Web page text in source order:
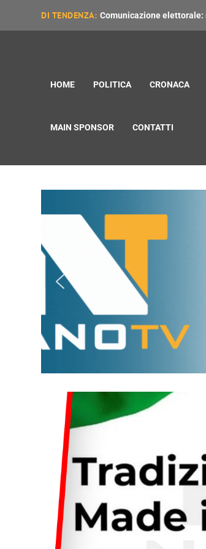
DI TENDENZA: Comunicazione
HOME POLITICA CRONACA
MAIN SPONSOR CONTATTI